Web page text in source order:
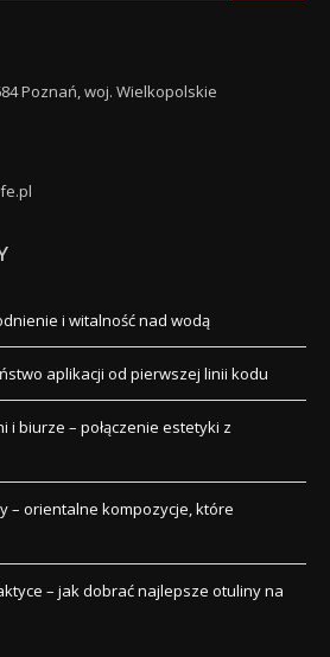
Poznań, woj. Wielkopolskie
i witalność nad wodą
aplikacji od pierwszej linii kodu
i biurze – połączenie estetyki z
– orientalne kompozycje, które
– jak dobrać najlepsze otuliny na